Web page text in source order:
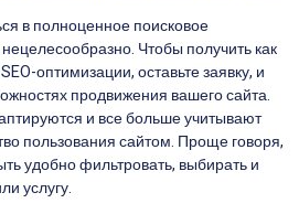
в полноценное поисковое
Чтобы получить как
оптимизации, оставьте заявку, и
продвижения вашего сайта.
и все больше учитывают
пользования сайтом. Проще говоря,
удобно фильтровать, выбирать и
услугу.